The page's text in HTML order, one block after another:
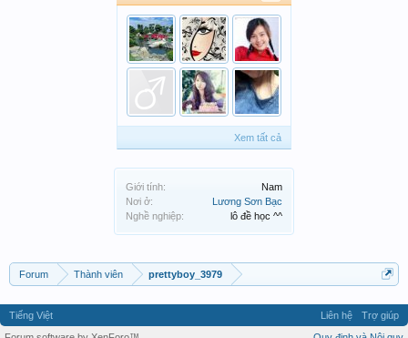
Xem tất cả
Giới tính:
Nam
Nơi ở:
Lương Sơn Bạc
Nghề nghiệp:
lô đề học ^^
Forum Thành viên prettyboy_3979
Tiếng Việt Liên hệ
Trợ giúp